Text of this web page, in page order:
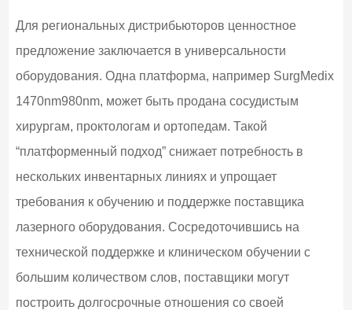
Для региональных дистрибьюторов ценностное
предложение заключается в универсальности
оборудования. Одна платформа, например SurgMedix
1470nm980nm, может быть продана сосудистым
хирургам, проктологам и ортопедам. Такой
“платформенный подход” снижает потребность в
нескольких инвентарных линиях и упрощает
требования к обучению и поддержке поставщика
лазерного оборудования. Сосредоточившись на
технической поддержке и клиническом обучении с
большим количеством слов, поставщики могут
построить долгосрочные отношения со своей